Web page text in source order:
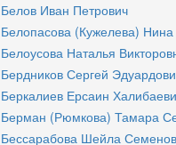
Белов Иван Петрович
Белопасова (Кужелева)
Белоусова Наталья
Бердников Сергей
Беркалиев Ерсаин
Берман (Рюмкова) Тамара
Бессарабова Шейла